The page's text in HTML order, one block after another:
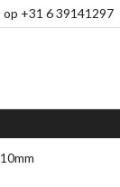
op +31 6 39141297